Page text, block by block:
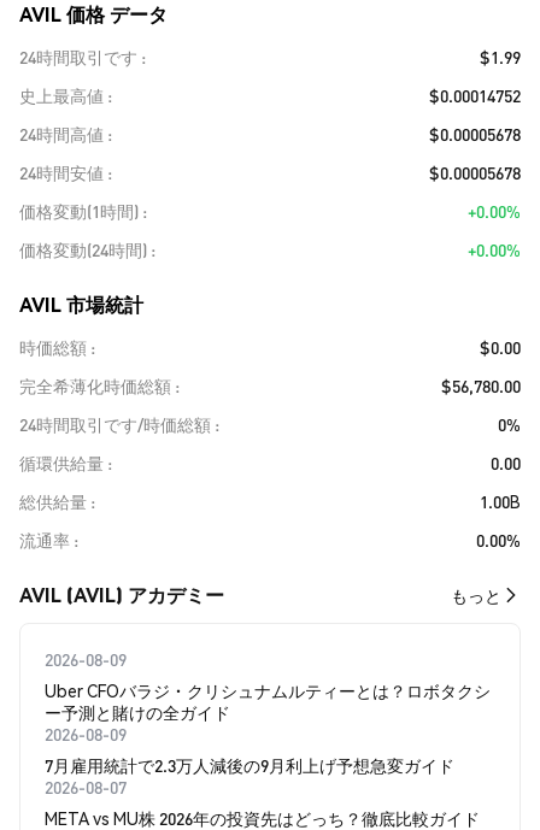
AVIL 価格 データ
24時間取引です
$1.99
史上最高値
$0.00014752
24時間高値
$0.00005678
24時間安値
$0.00005678
価格変動(1時間)
+0.00%
価格変動(24時間)
+0.00%
AVIL 市場統計
時価総額
$0.00
完全希薄化時価総額
$56,780.00
24時間取引です/時価総額
0%
循環供給量
0.00
総供給量
1.00B
流通率
0.00%
AVIL (AVIL) アカデミー もっと
2026-08-09
Uber CFOバラジ・クリシュナムルティーとは？ロボタクシ
ー予測と賭けの全ガイド
2026-08-09
7月雇用統計で2.3万人減後の9月利上げ予想急変ガイド
2026-08-07
META vs MU株 2026年の投資先はどっち？徹底比較ガイド